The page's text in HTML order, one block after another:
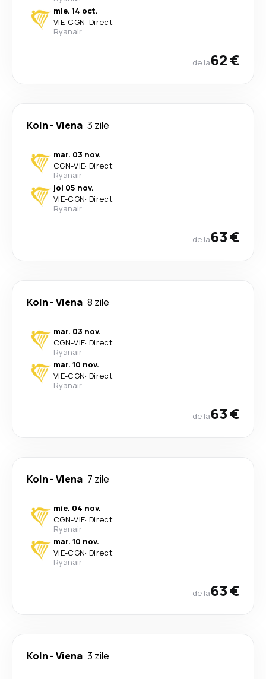
mie. 14 oct.
VIE-CGN· Direct
Ryanair
de la62 €
Koln -Viena 3 zile
mar. 03 nov.
CGN-VIE· Direct
Ryanair
joi 05 nov.
VIE-CGN· Direct
Ryanair
de la63 €
Koln -Viena 8 zile
mar. 03 nov.
CGN-VIE· Direct
Ryanair
mar. 10 nov.
VIE-CGN· Direct
Ryanair
de la63 €
Koln -Viena 7 zile
mie. 04 nov.
CGN-VIE· Direct
Ryanair
mar. 10 nov.
VIE-CGN· Direct
Ryanair
de la63 €
Koln -Viena 3 zile